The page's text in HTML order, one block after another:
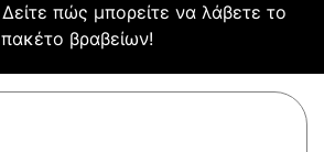
Δείτε πώς μπορείτε να λάβετε το
πακέτο βραβείων!